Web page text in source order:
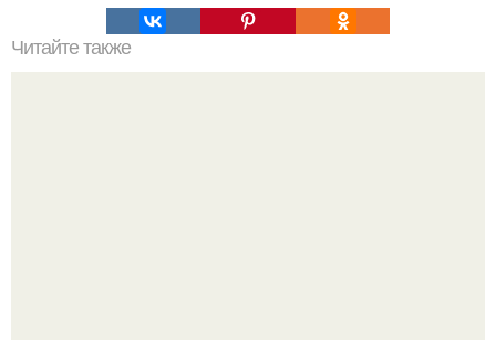
Читайте также